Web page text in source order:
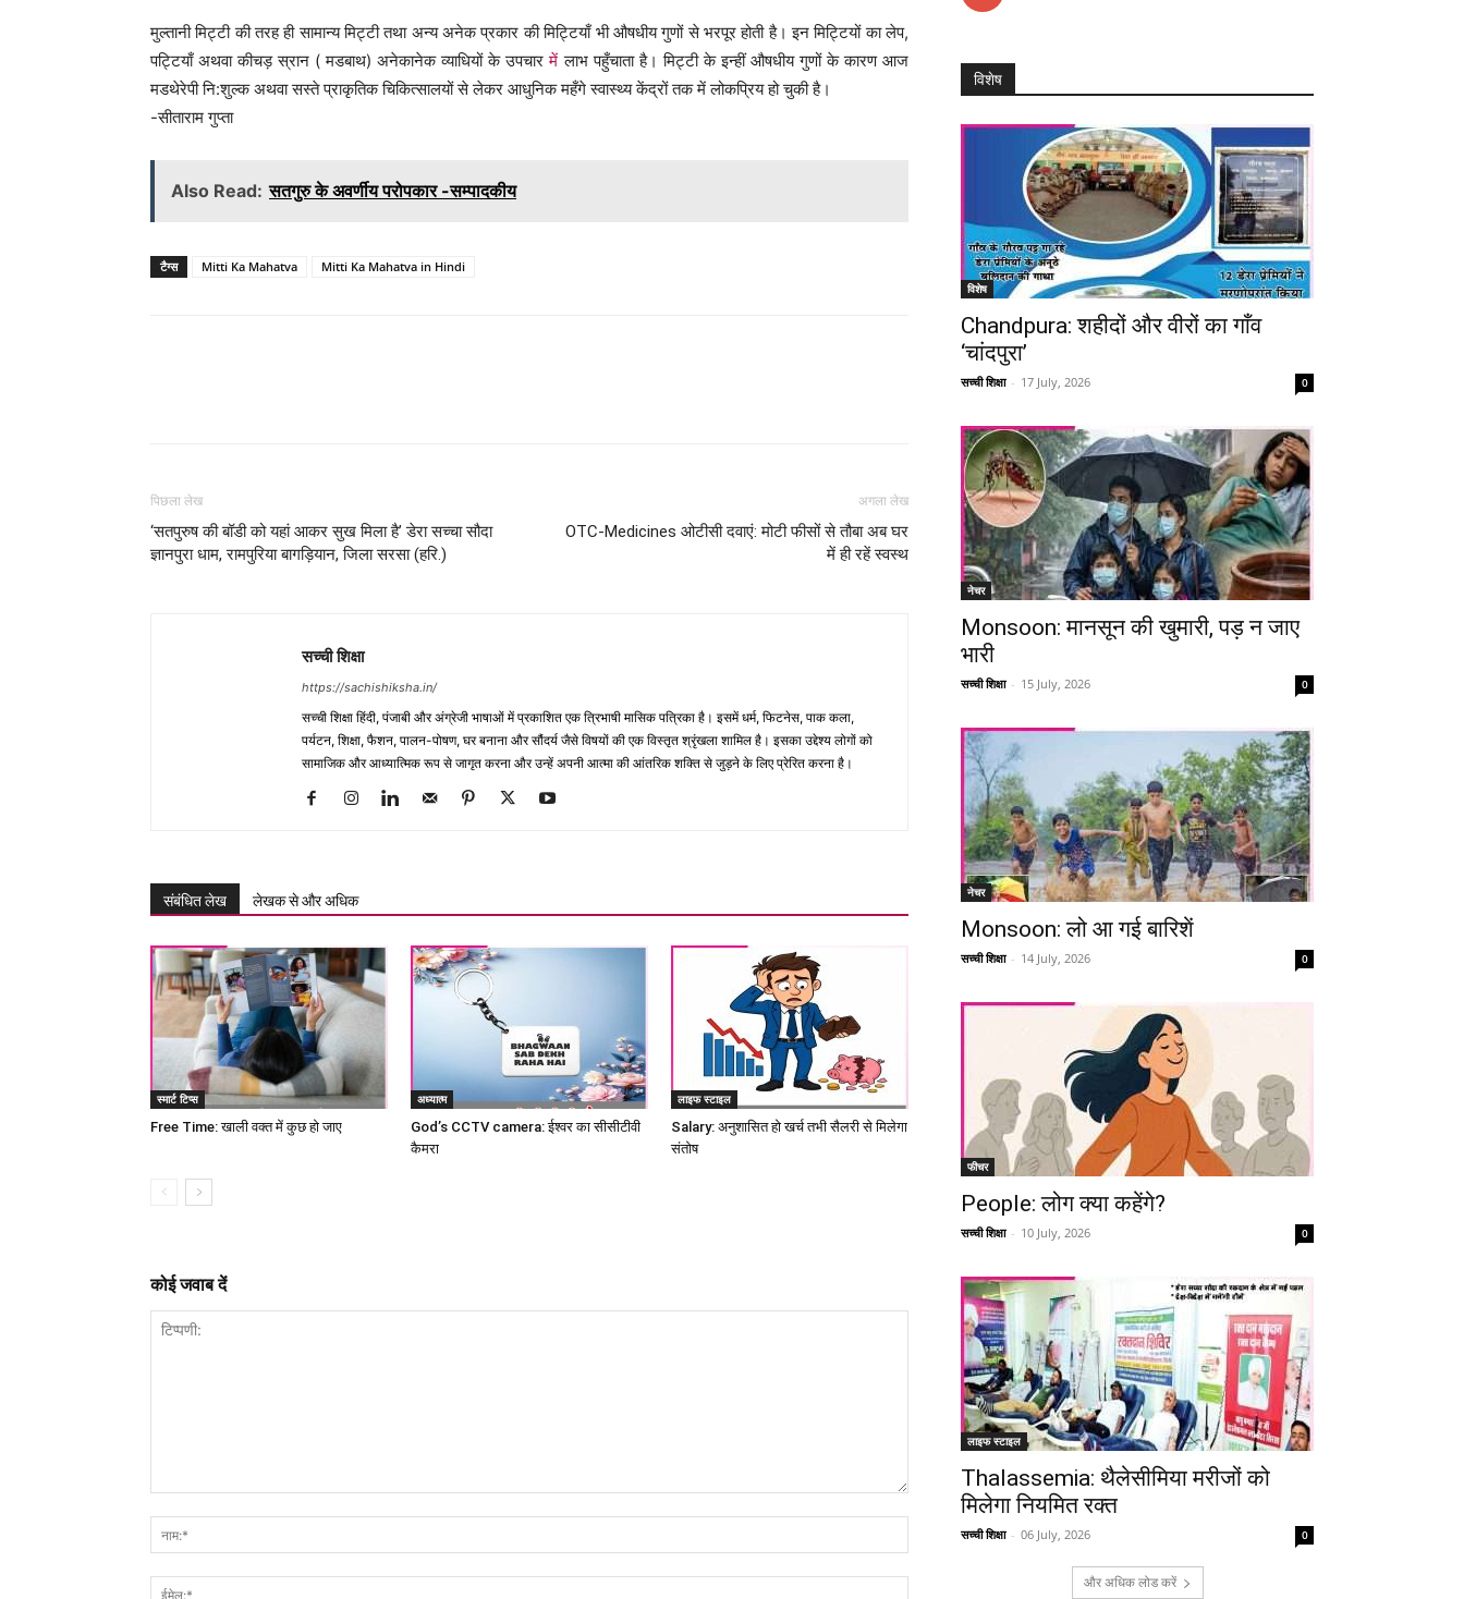
मुल्तानी मिट्टी की तरह ही सामान्य मिट्टी तथा अन्य अनेक प्रकार की मिट्टियाँ भी औषधीय गुणों से भरपूर होती है। इन मिट्टियों का लेप,
पट्टियाँ अथवा कीचड़ स्रान ( मडबाथ) अनेकानेक व्याधियों के उपचारमें लाभ पहुँचाता है। मिट्टी के इन्हीं औषधीय गुणों के कारण आज
मडथेरेपी नि:शुल्क अथवा सस्ते प्राकृतिक चिकित्सालयों से लेकर आधुनिक महँगे स्वास्थ्य केंद्रों तक में लोकप्रिय हो चुकी है।
-सीताराम गुप्ता
Also Read: सतगुरु के अवर्णीय परोपकार -सम्पादकीय
टैग्स Mitti Ka Mahatva Mitti Ka Mahatva in Hindi
पिछला लेख
‘सतपुरुष की बॉडी को यहां आकर सुख मिला है’ डेरा सच्चा सौदा
ज्ञानपुरा धाम, रामपुरिया बागड़ियान, जिला सरसा (हरि.)
अगला लेख
OTC-Medicines ओटीसी दवाएं: मोटी फीसों से तौबा अब घर
में ही रहें स्वस्थ
सच्ची शिक्षा
https://sachishiksha.in/
सच्ची शिक्षा हिंदी, पंजाबी और अंग्रेजी भाषाओं में प्रकाशित एक त्रिभाषी मासिक पत्रिका है। इसमें धर्म, फिटनेस, पाक कला,
पर्यटन, शिक्षा, फैशन, पालन-पोषण, घर बनाना और सौंदर्य जैसे विषयों की एक विस्तृत श्रृंखला शामिल है। इसका उद्देश्य लोगों को
सामाजिक और आध्यात्मिक रूप से जागृत करना और उन्हें अपनी आत्मा की आंतरिक शक्ति से जुड़ने के लिए प्रेरित करना है।
संबंधित लेख लेखक से और अधिक
स्मार्ट टिप्स
Free Time: खाली वक्त में कुछ हो जाए
अध्यात्म
God’s CCTV camera: ईश्वर का सीसीटीवी
कैमरा
लाइफ स्टाइल
Salary: अनुशासित हो खर्च तभी सैलरी से मिलेगा
संतोष
कोई जवाब दें
विशेष
विशेष
Chandpura: शहीदों और वीरों का गाँव
‘चांदपुरा’
सच्ची शिक्षा - 17 July, 2026 0
नेचर
Monsoon: मानसून की खुमारी, पड़ न जाए
भारी
सच्ची शिक्षा - 15 July, 2026 0
नेचर
Monsoon: लो आ गई बारिशें
सच्ची शिक्षा - 14 July, 2026 0
फीचर
People: लोग क्या कहेंगे?
सच्ची शिक्षा - 10 July, 2026 0
लाइफ स्टाइल
Thalassemia: थैलेसीमिया मरीजों को
मिलेगा नियमित रक्त
सच्ची शिक्षा - 06 July, 2026 0
और अधिक लोड करें